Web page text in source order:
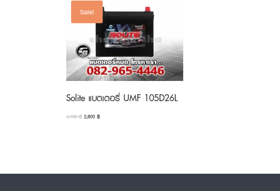
Sale!
Solite แบตเตอรี่ UMF 105D26L
3,100฿Original
2,800฿Current